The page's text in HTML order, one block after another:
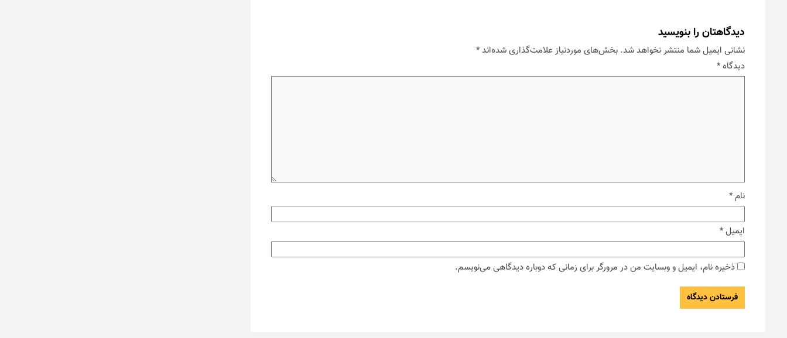
دیدگاهتان را بنویسید
نشانی ایمیل شما منتشر نخواهد شد. بخش‌های موردنیاز علامت‌گذاری شده‌اند*
دیدگاه*
نام*
ایمیل*
ذخیره نام، ایمیل و وبسایت من در مرورگر برای زمانی که دوباره دیدگاهی می‌نویسم.